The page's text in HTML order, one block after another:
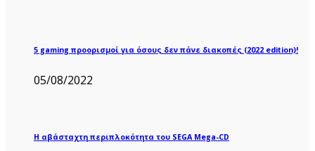
5 gaming προορισμοί για όσους δεν πάνε διακοπές (2022 edition)!
05/08/2022
Η αβάσταχτη περιπλοκότητα του SEGA Mega-CD